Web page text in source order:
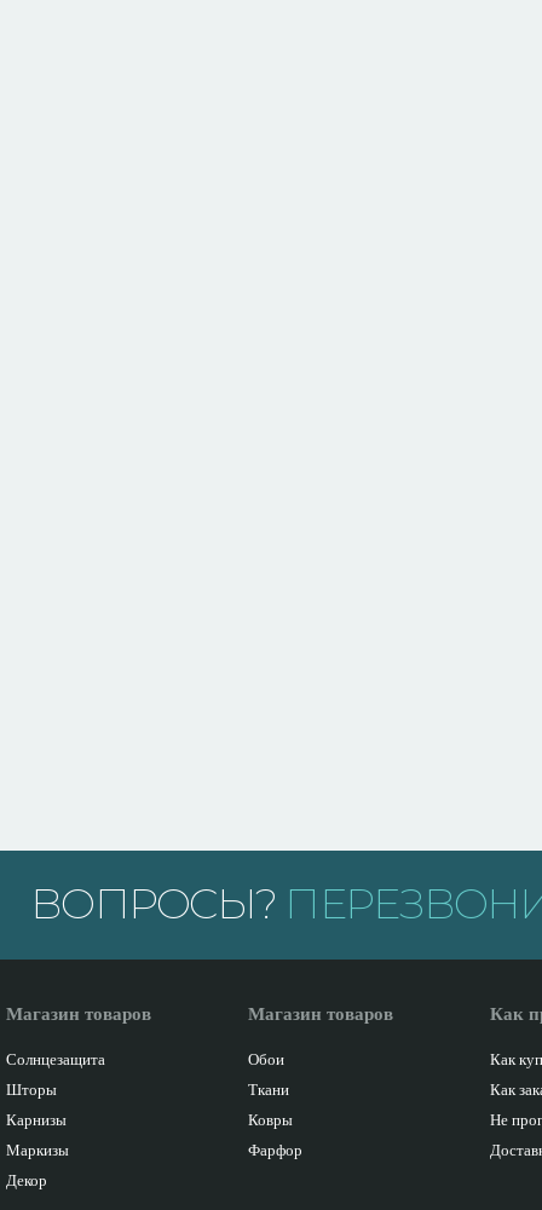
ВОПРОСЫ?
Магазин товаров
Солнцезащита
Шторы
Карнизы
Маркизы
Декор
Магазин товаров
Обои
Ткани
Ковры
Фарфор
Как
Как
Как
Не